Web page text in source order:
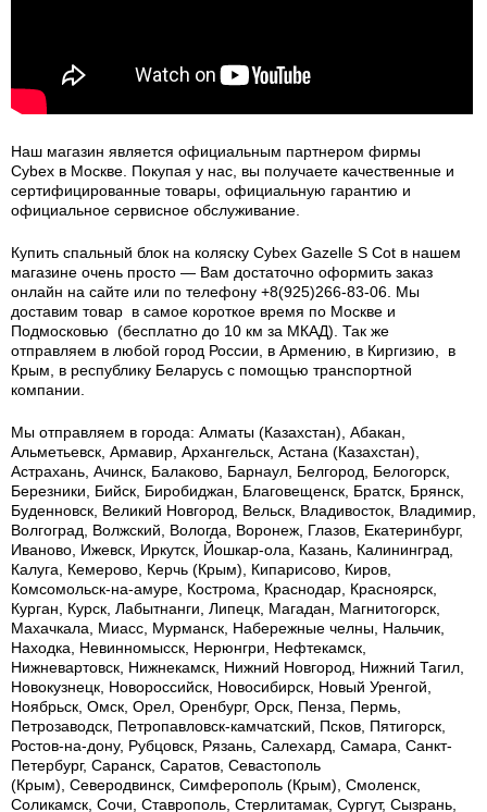
Наш магазин является официальным партнером фирмы
Cybex в Москве. Покупая у нас, вы получаете качественные и
сертифицированные товары, официальную гарантию и
официальное сервисное обслуживание.
Купить спальный блок на коляску Cybex Gazelle S Cot в нашем
магазине очень просто — Вам достаточно оформить заказ
онлайн на сайте или по телефону +8(925)266-83-06. Мы
доставим товар в самое короткое время по Москве и
Подмосковью (бесплатно до 10 км за МКАД). Так же
отправляем в любой город России, в Армению, в Киргизию, в
Крым, в республику Беларусь с помощью транспортной
компании.
Мы отправляем в города: Алматы (Казахстан), Абакан,
Альметьевск, Армавир, Архангельск, Астана (Казахстан),
Астрахань, Ачинск, Балаково, Барнаул, Белгород, Белогорск,
Березники, Бийск, Биробиджан, Благовещенск, Братск, Брянск,
Буденновск, Великий Новгород, Вельск, Владивосток, Владимир,
Волгоград, Волжский, Вологда, Воронеж, Глазов, Екатеринбург,
Иваново, Ижевск, Иркутск, Йошкар-ола, Казань, Калининград,
Калуга, Кемерово, Керчь (Крым), Кипарисово, Киров,
Комсомольск-на-амуре, Кострома, Краснодар, Красноярск,
Курган, Курск, Лабытнанги, Липецк, Магадан, Магнитогорск,
Махачкала, Миасс, Мурманск, Набережные челны, Нальчик,
Находка, Невинномысск, Нерюнгри, Нефтекамск,
Нижневартовск, Нижнекамск, Нижний Новгород, Нижний Тагил,
Новокузнецк, Новороссийск, Новосибирск, Новый Уренгой,
Ноябрьск, Омск, Орел, Оренбург, Орск, Пенза, Пермь,
Петрозаводск, Петропавловск-камчатский, Псков, Пятигорск,
Ростов-на-дону, Рубцовск, Рязань, Салехард, Самара, Санкт-
Петербург, Саранск, Саратов, Севастополь
(Крым), Северодвинск, Симферополь (Крым), Смоленск,
Соликамск, Сочи, Ставрополь, Стерлитамак, Сургут, Сызрань,